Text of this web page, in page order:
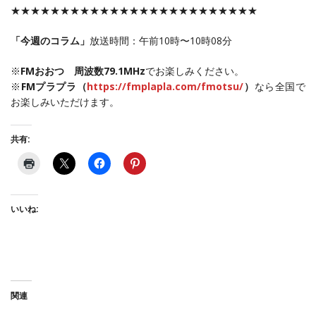
★★★★★★★★★★★★★★★★★★★★★★★★★
「今週のコラム」 放送時間：午前10時〜10時08分
※FMおおつ 周波数79.1MHzでお楽しみください。
※ FMプラプラ（https://fmplapla.com/fmotsu/） なら全国で
お楽しみいただけます。
共有:
いいね:
関連